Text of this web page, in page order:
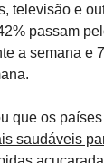
televisão e
passam
a semana e
saudáveis